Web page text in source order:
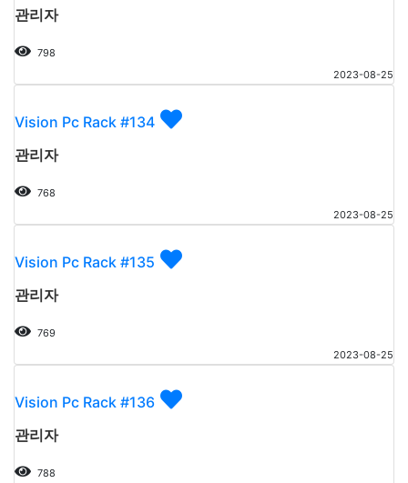
관리자
798
2023-08-25
Vision Pc Rack #134
관리자
768
2023-08-25
Vision Pc Rack #135
관리자
769
2023-08-25
Vision Pc Rack #136
관리자
788